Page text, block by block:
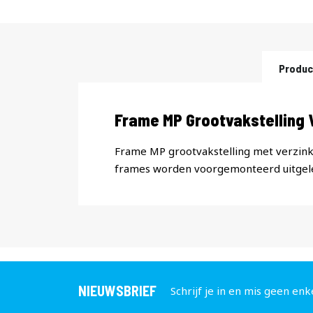
Productomschrijving
Frame MP
Frame MP grootvakstelling met
frames worden voorgemonteerd
NIEUWSBRIEF Schrijf je in en mis geen